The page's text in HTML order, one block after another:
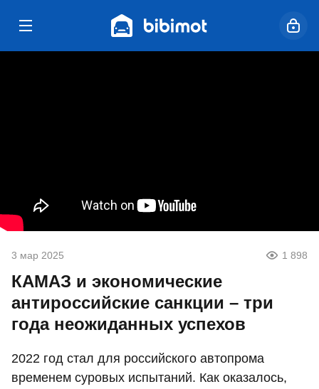
3 мар 2025 1 898
КАМАЗ и экономические
антироссийские санкции – три
года неожиданных успехов
2022 год стал для российского автопрома
временем суровых испытаний. Как оказалось,